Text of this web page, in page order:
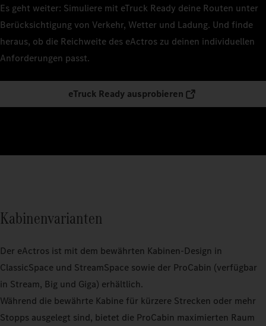
Es geht weiter: Simuliere mit eTruck Ready deine Routen unter
Berücksichtigung von Verkehr, Wetter und Ladung. Und finde
heraus, ob die Reichweite des eActros zu deinen individuellen
Anforderungen passt.
eTruck Ready ausprobieren
Kabinenvarianten
Der eActros ist mit dem bewährten Kabinen-Design in
ClassicSpace und StreamSpace sowie der ProCabin (verfügbar
in Stream, Big und Giga) erhältlich.
Während die bewährte Kabine für kürzere Strecken oder mehr
Stopps ausgelegt sind, bietet die ProCabin maximierten Raum